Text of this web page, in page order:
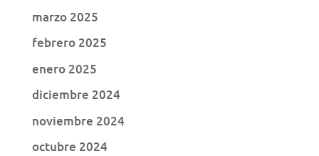
marzo 2025
febrero 2025
enero 2025
diciembre 2024
noviembre 2024
octubre 2024